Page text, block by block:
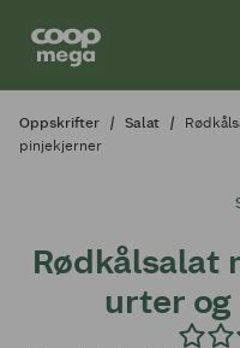
Oppskrifter Salat
pinjekjerner
Rødkålsalat
urter